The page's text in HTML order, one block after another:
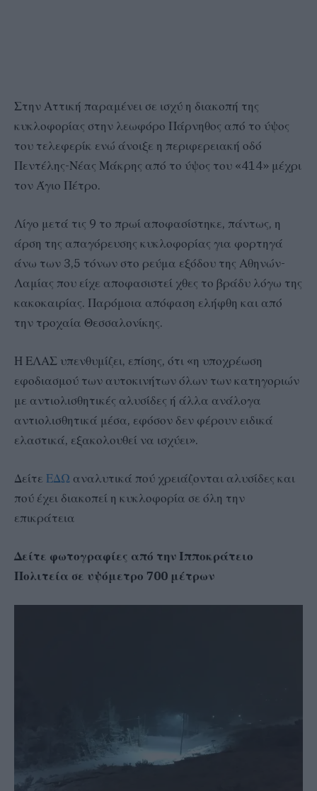
Στην Αττική παραμένει σε ισχύ η διακοπή της
κυκλοφορίας στην λεωφόρο Πάρνηθος από το ύψος
του τελεφερίκ ενώ άνοιξε η περιφερειακή οδό
Πεντέλης-Νέας Μάκρης από το ύψος του «414» μέχρι
τον Άγιο Πέτρο.
Λίγο μετά τις 9 το πρωί αποφασίστηκε, πάντως, η
άρση της απαγόρευσης κυκλοφορίας για φορτηγά
άνω των 3,5 τόνων στο ρεύμα εξόδου της Αθηνών-
Λαμίας που είχε αποφασιστεί χθες το βράδυ λόγω της
κακοκαιρίας. Παρόμοια απόφαση ελήφθη και από
την τροχαία Θεσσαλονίκης.
Η ΕΛΑΣ υπενθυμίζει, επίσης, ότι «η υποχρέωση
εφοδιασμού των αυτοκινήτων όλων των κατηγοριών
με αντιολισθητικές αλυσίδες ή άλλα ανάλογα
αντιολισθητικά μέσα, εφόσον δεν φέρουν ειδικά
ελαστικά, εξακολουθεί να ισχύει».
Δείτε ΕΔΩ αναλυτικά πού χρειάζονται αλυσίδες και
πού έχει διακοπεί η κυκλοφορία σε όλη την
επικράτεια
Δείτε φωτογραφίες από την Ιπποκράτειο
Πολιτεία σε υψόμετρο 700 μέτρων